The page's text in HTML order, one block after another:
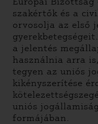
szakértők és a
orvosolja az első
a jelentés
használnia arra
tegyen az uniós
kikényszerítése
uniós
formájában.